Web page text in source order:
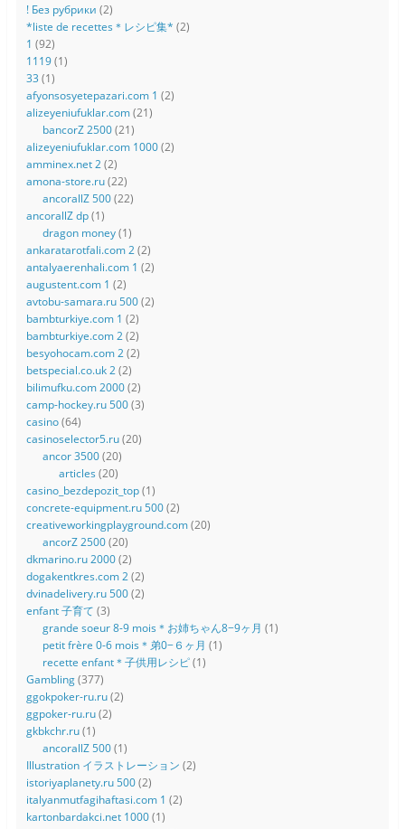
! Без рубрики (2)
*liste de recettes＊レシピ集* (2)
1 (92)
1119(1)
33 (1)
afyonsosyetepazari.com 1 (2)
alizeyeniufuklar.com(21)
bancorZ 2500(21)
alizeyeniufuklar.com 1000(2)
amminex.net 2(2)
amona-store.ru(22)
ancorallZ 500(22)
ancorallZ dp(1)
dragon money(1)
ankaratarotfali.com 2(2)
antalyaerenhali.com 1 (2)
augustent.com 1 (2)
avtobu-samara.ru 500(2)
bambturkiye.com 1 (2)
bambturkiye.com 2(2)
besyohocam.com 2(2)
betspecial.co.uk 2(2)
bilimufku.com 2000(2)
camp-hockey.ru 500(3)
casino(64)
casinoselector5.ru(20)
ancor 3500(20)
articles (20)
casino_bezdepozit_top(1)
concrete-equipment.ru 500(2)
creativeworkingplayground.com(20)
ancorZ 2500(20)
dkmarino.ru 2000(2)
dogakentkres.com 2(2)
dvinadelivery.ru 500(2)
enfant 子育て (3)
grande soeur 8-9 mois＊お姉ちゃん8−9ヶ月 (1)
petit frère 0-6 mois＊弟0−６ヶ月 (1)
recette enfant＊子供用レシピ(1)
Gambling(377)
ggokpoker-ru.ru(2)
ggpoker-ru.ru(2)
gkbkchr.ru(1)
ancorallZ 500(1)
Illustration イラストレーション (2)
istoriyaplanety.ru 500(2)
italyanmutfagihaftasi.com 1 (2)
kartonbardakci.net 1000(1)